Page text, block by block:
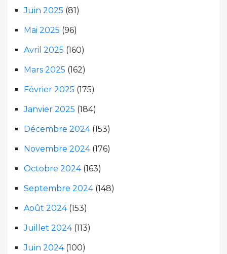
Juin 2025 (81)
Mai 2025 (96)
Avril 2025 (160)
Mars 2025 (162)
Février 2025 (175)
Janvier 2025 (184)
Décembre 2024(153)
Novembre 2024(176)
Octobre 2024(163)
Septembre 2024(148)
Août 2024(153)
Juillet 2024(113)
Juin 2024(100)